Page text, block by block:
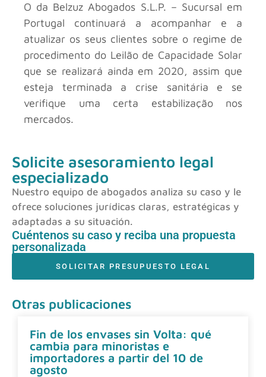
O da Belzuz Abogados S.L.P. – Sucursal em
Portugal continuará a acompanhar e a
atualizar os seus clientes sobre o regime de
procedimento do Leilão de Capacidade Solar
que se realizará ainda em 2020, assim que
esteja terminada a crise sanitária e se
verifique uma certa estabilização nos
mercados.
Solicite asesoramiento legal
especializado
Nuestro equipo de abogados analiza su caso y le
ofrece soluciones jurídicas claras, estratégicas y
adaptadas a su situación.
Cuéntenos su caso y reciba una propuesta
personalizada
SOLICITAR PRESUPUESTO LEGAL
Otras publicaciones
Fin de los envases sin Volta: qué
cambia para minoristas e
importadores a partir del 10 de
agosto